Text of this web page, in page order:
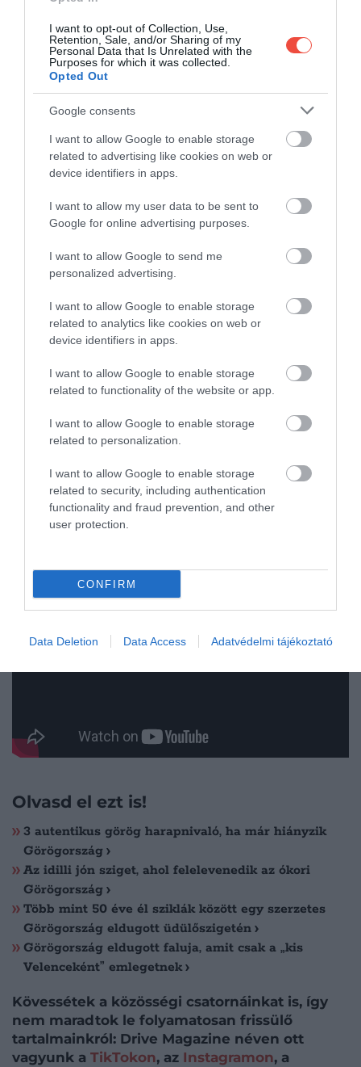
I want to opt-out of Collection, Use,
Retention, Sale, and/or Sharing of my
Personal Data that Is Unrelated with the
Purposes for which it was collected.
Opted Out
Google consents
I want to allow Google to enable storage
related to advertising like cookies on web or
device identifiers in apps.
I want to allow my user data to be sent to
Google for online advertising purposes.
I want to allow Google to send me
personalized advertising.
I want to allow Google to enable storage
related to analytics like cookies on web or
device identifiers in apps.
I want to allow Google to enable storage
related to functionality of the website or app.
I want to allow Google to enable storage
related to personalization.
I want to allow Google to enable storage
related to security, including authentication
functionality and fraud prevention, and other
user protection.
CONFIRM
Data Deletion Data Access Adatvédelmi tájékoztató
BARÁTSÁGOS VÁROSKÁBA?
Amennyiben tehát egy őszi városnézésre érkezünk,
rengeteg felfedeznivaló akad. A központban fekvő
áll a monumentális városháza is. Ezek mellett
érdemes felkeresni aSzírosz Régészeti Múzeumot
Apollo Színházatés az
Központot , amelyek mind felérnek egy-egy
időutazással a múltba. A vallási kegyhelyek közül
templom, amelyet 1826 és 1829 között a
Psara
szigetéről érkezett menekültek építettek. Bár a
második világháború alatt megsérült, az 1950-es
években helyreállították, belső tere pedig gazdagon
díszített: arany, impozáns csillárok és oszlopok,
hatását keltsék.
Összességében Ermúpoli egy olyan úti cél,
amely egyszerre kínál nyugalmat,
kulturális gyöngyszemeket és autentikus
görög gasztronómiát – mindezt távol a
zsúfolt nyaralóhelyektől. Ami pedig az
odajutást illeti, az a legkényelmesebb, ha
Olvasd el ezt is!
3 autentikus görög harapnivaló, ha már hiányzik
Görögország
Az idilli jón sziget, ahol felelevenedik az ókori
Görögország
Több mint 50 éve él sziklák között egy szerzetes
Görögország eldugott üdülőszigetén
Görögország eldugott faluja, amit csak a „kis
Velenceként” emlegetnek
Kövessétek a közösségi csatornáinkat is, így
nem maradtok le folyamatosan frissülő
tartalmainkról: Drive Magazine néven ott
vagyunk a TikTokon, az Instagramon, a